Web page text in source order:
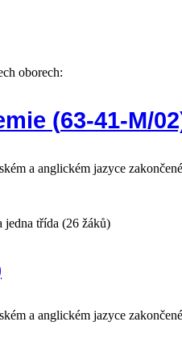
oborech:
(63-41-M/
a anglickém jazyce
jedna třída (26 žáků)
a anglickém jazyce